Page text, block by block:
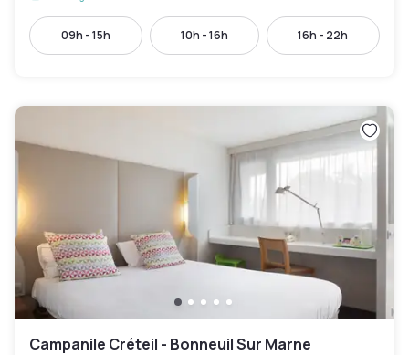
09h - 15h 10h - 16h 16h - 22h
Campanile Créteil - Bonneuil Sur Marne